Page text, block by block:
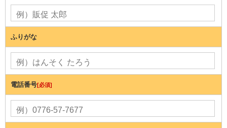
ふりがな
電話番号[必須]